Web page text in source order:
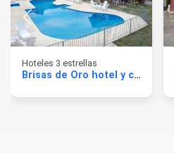
Hoteles 3 estrellas
Brisas de Oro hotel y cabañas